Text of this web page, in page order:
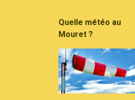
Quelle météo au
Mouret ?